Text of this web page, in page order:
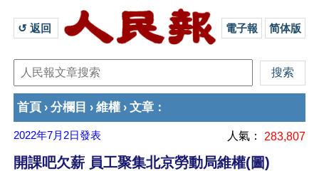
↺ 返回 電子報 简体版
首頁 › 分欄目 › 維權 › 文章 ：
2022年7月2日發表 人氣： 283,807
開課吧欠薪 員工聚集北京勞動局維權(圖)